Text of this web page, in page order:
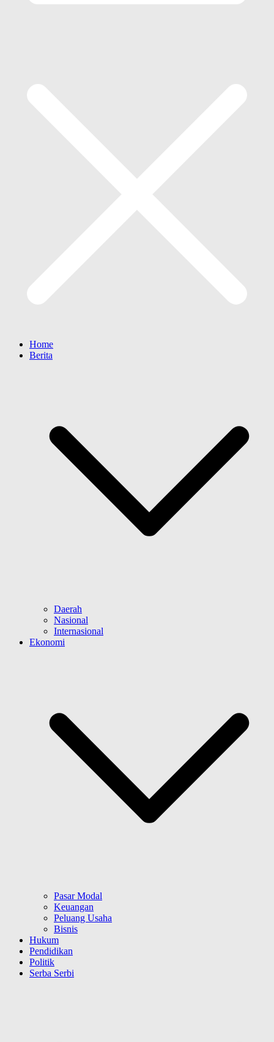
Home
Berita
Daerah
Nasional
Internasional
Ekonomi
Pasar Modal
Keuangan
Peluang Usaha
Bisnis
Hukum
Pendidikan
Politik
Serba Serbi